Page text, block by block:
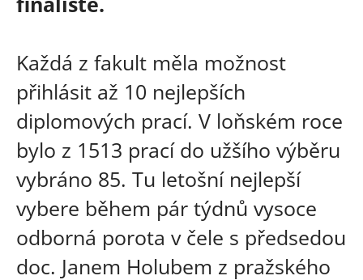
Každá z fakult měla možnost
přihlásit až 10 nejlepších
diplomových prací. V loňském roce
bylo z 1513 prací do užšího výběru
vybráno 85. Tu letošní nejlepší
vybere během pár týdnů vysoce
odborná porota v čele s předsedou
doc. Janem Holubem z pražského